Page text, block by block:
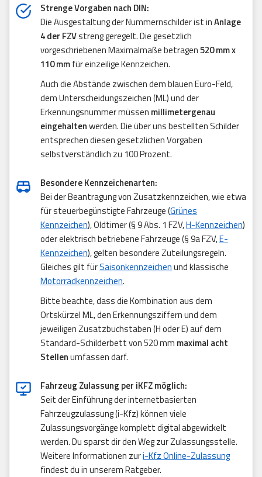
Strenge Vorgaben nach DIN:
Die Ausgestaltung der Nummernschilder ist inAnlage
4 der FZVstreng geregelt. Die gesetzlich
vorgeschriebenen Maximalmaße betragen520 mm x
110 mmfür einzeilige Kennzeichen.
Auch die Abstände zwischen dem blauen Euro-Feld,
dem Unterscheidungszeichen (ML) und der
Erkennungsnummer müssen millimetergenau
eingehaltenwerden. Die über uns bestellten Schilder
entsprechen diesen gesetzlichen Vorgaben
selbstverständlich zu 100 Prozent.
Besondere Kennzeichenarten:
Bei der Beantragung von Zusatzkennzeichen, wie etwa
für steuerbegünstigte Fahrzeuge (Grünes
Kennzeichen), Oldtimer (§ 9 Abs. 1 FZV,H-Kennzeichen)
oder elektrisch betriebene Fahrzeuge (§ 9a FZV,E-
Kennzeichen), gelten besondere Zuteilungsregeln.
Gleiches gilt fürSaisonkennzeichenund klassische
Motorradkennzeichen.
Bitte beachte, dass die Kombination aus dem
Ortskürzel ML, den Erkennungsziffern und dem
jeweiligen Zusatzbuchstaben (H oder E) auf dem
Standard-Schilderbett von 520 mm maximal acht
Stellenumfassen darf.
Fahrzeug Zulassung per iKFZ möglich:
Seit der Einführung der internetbasierten
Fahrzeugzulassung (i-Kfz) können viele
Zulassungsvorgänge komplett digital abgewickelt
werden. Du sparst dir den Weg zur Zulassungsstelle.
Weitere Informationen zuri-Kfz Online-Zulassung
findest du in unserem Ratgeber.